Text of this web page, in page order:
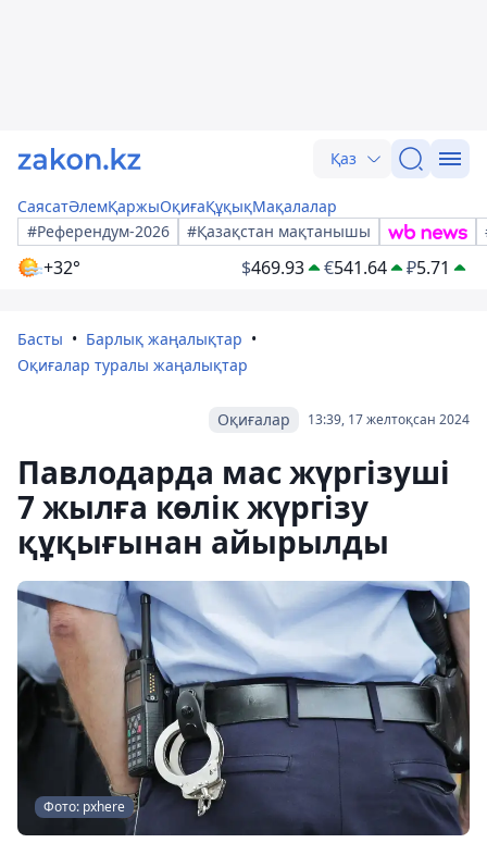
Қаз
СаясатӘлемҚаржыОқиғаҚұқықМақалалар
#Референдум-2026
#Қазақстан мақтанышы
+32° $469.93 €541.64 ₽5.71
Басты
Барлық жаңалықтар
Оқиғалар туралы жаңалықтар
13:39, 17 желтоқсан 2024
Оқиғалар
Павлодарда мас жүргізуші
7 жылға көлік жүргізу
құқығынан айырылды
Фото: pxhere